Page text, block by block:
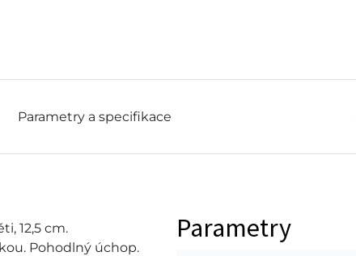
Parametry a specifikace
12,5 cm.
Pohodlný úchop.
Parametry